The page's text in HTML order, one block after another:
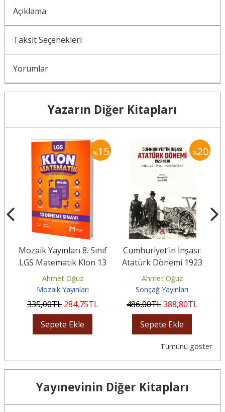
Açıklama
Taksit Seçenekleri
Yorumlar
Yazarın Diğer Kitapları
%15
Mozaik Yayınları 8. Sınıf
LGS Matematik Klon 13
Deneme
Ahmet Oğuz
Mozaik Yayınları
335,00TL 284,75TL
Sepete Ekle
%20
Cumhuriyet’in İnşası:
Atatürk Dönemi 1923
Ahmet Oğuz
Sonçağ Yayınları
486,00TL388,80TL
Sepete Ekle
Tümünü göster
Yayınevinin Diğer Kitapları